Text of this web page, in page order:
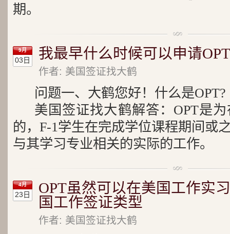
期。
9月
03日 我最早什么时候可以申请
作者: 美国签证找大鹤
问题一、大鹤您好！什么是OPT?
美国签证找大鹤解答：OPT是
的，F-1学生在完成学位课程期间或
与其学习专业相关的实际的工作。
4月
23日
OPT虽然可以在美国工作实
国工作签证类型
作者: 美国签证找大鹤